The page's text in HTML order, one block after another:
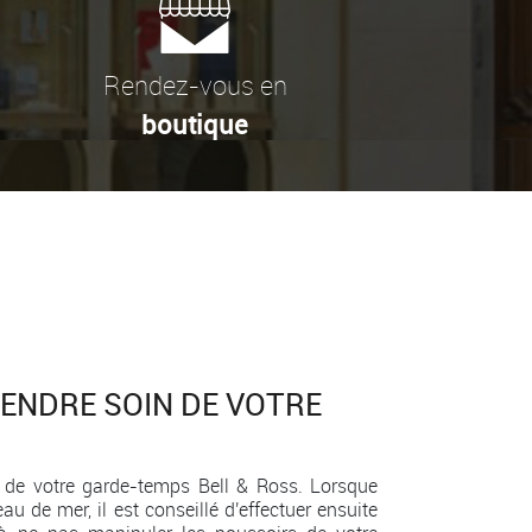
Rendez-vous en
boutique
SOIN DE VOTRE
votre garde-temps Bell & Ross. Lorsque
de mer, il est conseillé d'effectuer ensuite